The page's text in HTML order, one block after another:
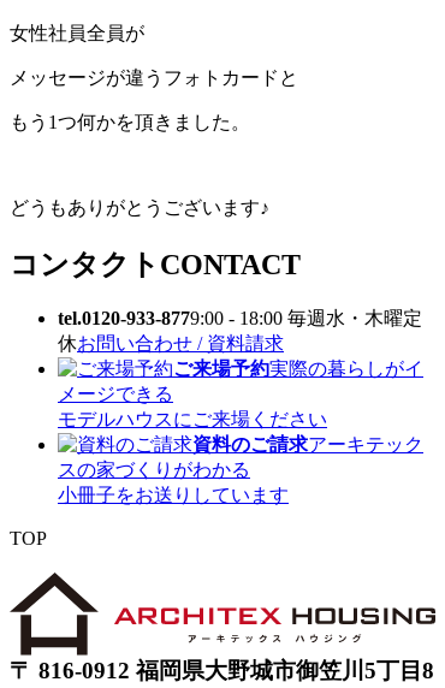
女性社員全員が
メッセージが違うフォトカードと
もう1つ何かを頂きました。
どうもありがとうございます♪
コンタクト CONTACT
tel.0120-933-8779:00 - 18:00 毎週水・木曜定
休お問い合わせ / 資料請求
ご来場予約実際の暮らしがイ
メージできる
モデルハウスにご来場ください
資料のご請求アーキテック
スの家づくりがわかる
小冊子をお送りしています
TOP
〒 816-0912 福岡県大野城市御笠川5丁目8